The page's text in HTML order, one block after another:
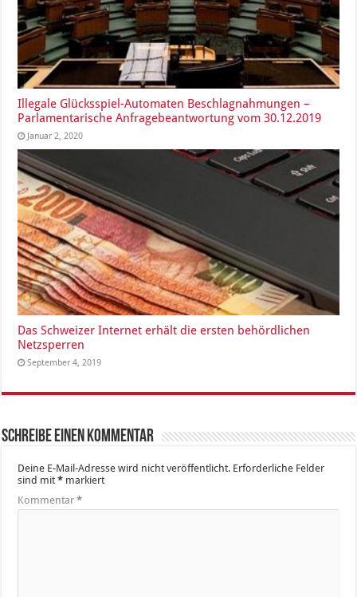
Illegale Glücksspiel-Automaten Beschlagnahmungen –
Parlamentarische Anfragebeantwortung vom 30.12.2019
Januar 2, 2020
Das Schweizer Internet erhält die ersten behördlichen
Netzsperren
September 4, 2019
Schreibe einen Kommentar
Deine E-Mail-Adresse wird nicht veröffentlicht. Erforderliche Felder
sind mit* markiert
Kommentar*